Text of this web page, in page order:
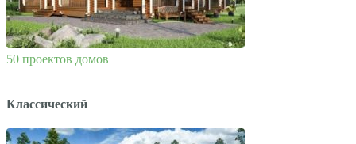
50 проектов домов
Классический